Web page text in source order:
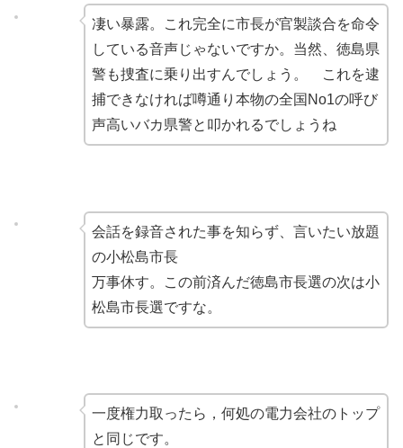
凄い暴露。これ完全に市長が官製談合を命令
している音声じゃないですか。当然、徳島県
警も捜査に乗り出すんでしょう。 これを逮
捕できなければ噂通り本物の全国No1の呼び
声高いバカ県警と叩かれるでしょうね
会話を録音された事を知らず、言いたい放題
の小松島市長
万事休す。この前済んだ徳島市長選の次は小
松島市長選ですな。
一度権力取ったら，何処の電力会社のトップ
と同じです。